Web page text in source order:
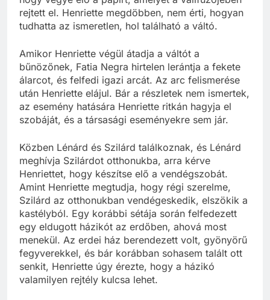
rejtett el. Henriette megdöbben, nem érti, hogyan
tudhatta az ismeretlen, hol található a váltó.
Amikor Henriette végül átadja a váltót a
bűnözőnek, Fatia Negra hirtelen lerántja a fekete
álarcot, és felfedi igazi arcát. Az arc felismerése
után Henriette elájul. Bár a részletek nem ismertek,
az esemény hatására Henriette ritkán hagyja el
szobáját, és a társasági eseményekre sem jár.
Közben Lénárd és Szilárd találkoznak, és Lénárd
meghívja Szilárdot otthonukba, arra kérve
Henriettet, hogy készítse elő a vendégszobát.
Amint Henriette megtudja, hogy régi szerelme,
Szilárd az otthonukban vendégeskedik, elszökik a
kastélyból. Egy korábbi sétája során felfedezett
egy eldugott házikót az erdőben, ahová most
menekül. Az erdei ház berendezett volt, gyönyörű
fegyverekkel, és bár korábban sohasem talált ott
senkit, Henriette úgy érezte, hogy a házikó
valamilyen rejtély kulcsa lehet.